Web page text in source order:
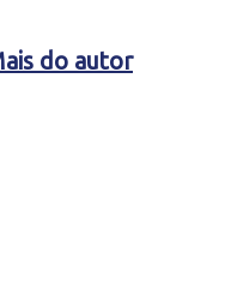
do autor